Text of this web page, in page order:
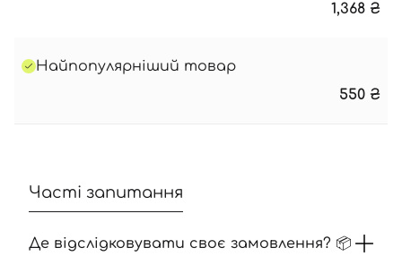
1,368 ₴
Найпопулярніший товар
550 ₴
Часті запитання
Де відслідковувати своє замовлення? 📦